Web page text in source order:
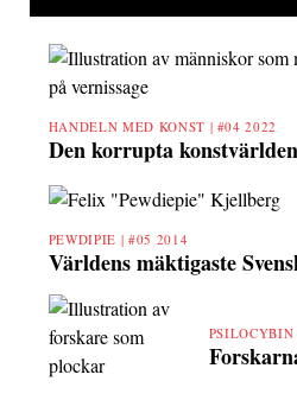
HANDELN MED KONST | #04 2022
Den korrupta konstvärlden
PEWDIPIE | #05 2014
Världens mäktigaste